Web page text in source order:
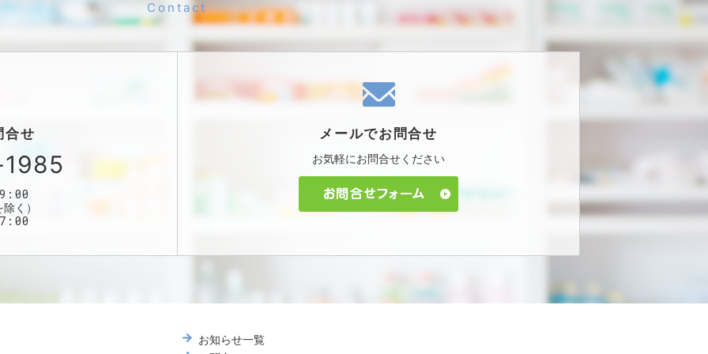
合せ
く）
メールでお問合せ
お気軽にお問合せください
お知らせ一覧